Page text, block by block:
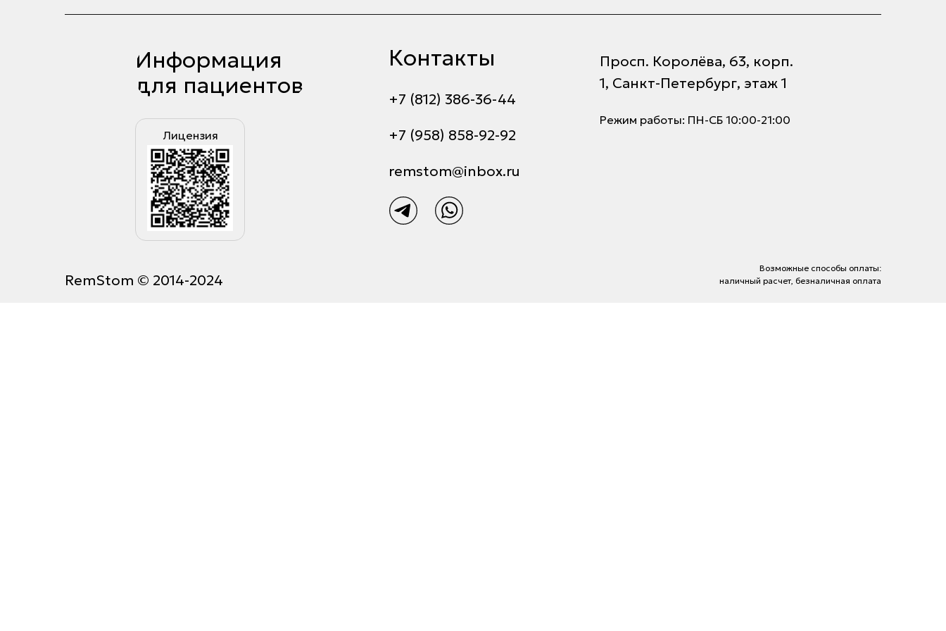
Контакты
RemStom © 2014-2024
Просп. Королёва, 63, корп.
1, Санкт-Петербург, этаж 1
Информация
для пациентов
+7 (812) 386-36-44
+7 (958) 858-92-92
remstom@inbox.ru
Режим работы: ПН-СБ 10:00-21:00
Возможные способы оплаты:
наличный расчет, безналичная оплата
Лицензия